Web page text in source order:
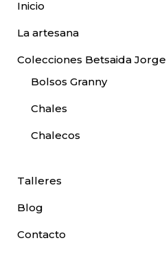
Inicio
La artesana
Colecciones Betsaida Jorge
Bolsos Granny
Chales
Chalecos
Talleres
Blog
Contacto